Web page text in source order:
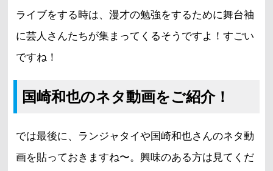
ライブをする時は、漫才の勉強をするために舞台袖
に芸人さんたちが集まってくるそうですよ！すごい
ですね！
国崎和也のネタ動画をご紹介！
では最後に、ランジャタイや国崎和也さんのネタ動
画を貼っておきますね〜。興味のある方は見てくだ